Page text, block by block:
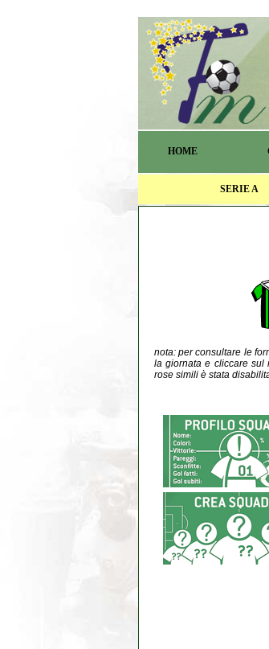
HOME
SERIE A
nota: per consultare le
la giornata e cliccare sul
rose simili è stata